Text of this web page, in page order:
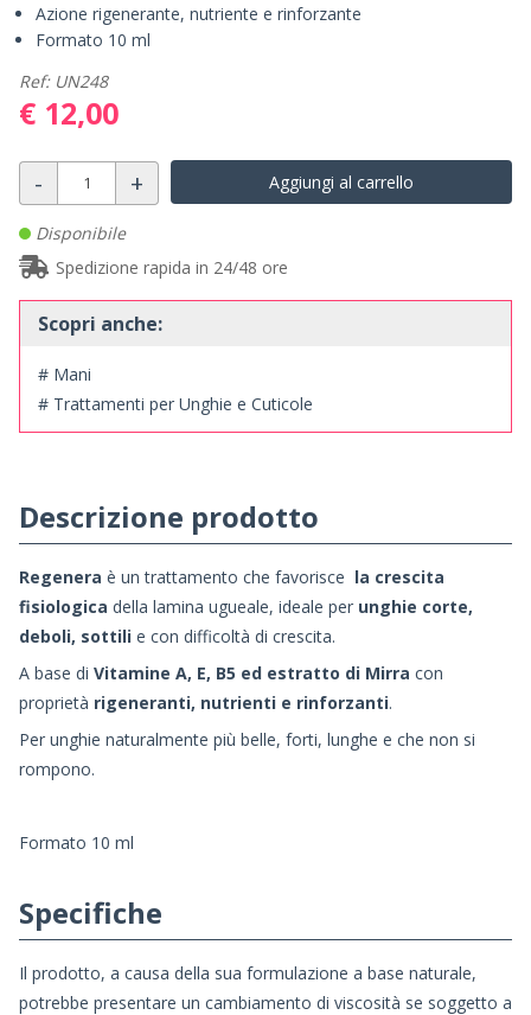
Azione rigenerante, nutriente e rinforzante
Formato 10 ml
Ref: UN248
€ 12,00
- + Aggiungi al carrello
Disponibile
Spedizione rapida in 24/48 ore
Scopri anche:
# Mani
# Trattamenti per Unghie e Cuticole
Descrizione prodotto
Regenera è un trattamento che favorisce la crescita
fisiologica della lamina ugueale, ideale per unghie corte,
deboli, sottili e con difficoltà di crescita.
A base di Vitamine A, E, B5 ed estratto di Mirra con
proprietà rigeneranti, nutrienti e rinforzanti.
Per unghie naturalmente più belle, forti, lunghe e che non si
rompono.
Formato 10 ml
Specifiche
Il prodotto, a causa della sua formulazione a base naturale,
potrebbe presentare un cambiamento di viscosità se soggetto a